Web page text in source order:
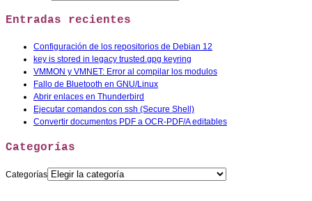
Entradas recientes
Configuración de los repositorios de Debian 12
key is stored in legacy trusted.gpg keyring
VMMON y VMNET: Error al compilar los modulos
Fallo de Bluetooth en GNU/Linux
Abrir enlaces en Thunderbird
Ejecutar comandos con ssh (Secure Shell)
Convertir documentos PDF a OCR-PDF/A editables
Categorías
Categorías